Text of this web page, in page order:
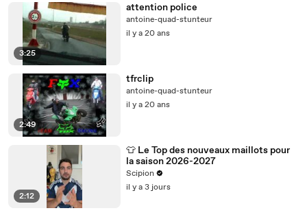
3:25
attention police
antoine-quad-stunteur
il y a 20 ans
2:49
tfrclip
antoine-quad-stunteur
il y a 20 ans
2:12
👕 Le Top des nouveaux maillots pour
la saison 2026-2027
Scipion
il y a 3 jours